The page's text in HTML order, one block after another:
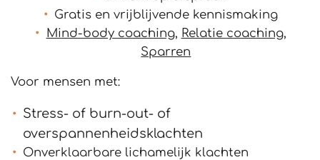
Gratis en vrijblijvende kennismaking
Mind-body coaching, Relatie coaching,
Sparren
Voor mensen met:
Stress- of burn-out- of
overspannenheidsklachten
Onverklaarbare lichamelijk klachten